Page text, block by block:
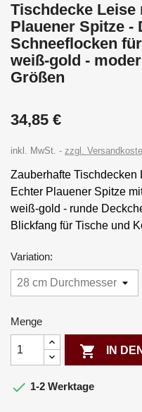
Tischdecke Leise
Plauener Spitze -
Schneeflocken
weiß-gold -
Größen
34,85 €
inkl. MwSt. zzgl.
Zauberhafte
Echter Plauener Spitze
weiß-gold - runde
Blickfang für Tische und
Variation:
Menge
 IN
 1-2 Werktage